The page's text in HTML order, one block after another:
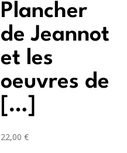
Plancher
de Jeannot
et les
oeuvres de
[…]
22,00€